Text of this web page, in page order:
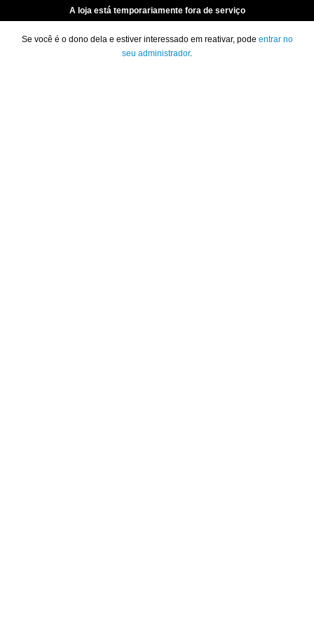
A loja está temporariamente fora de serviço
Se você é o dono dela e estiver interessado em reativar, pode entrar no
seu administrador.